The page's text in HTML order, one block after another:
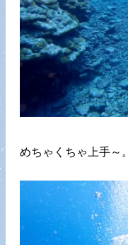
めちゃくちゃ上手～。